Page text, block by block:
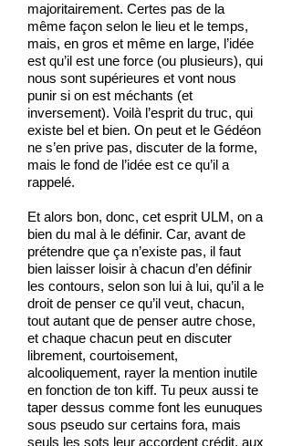
majoritairement. Certes pas de la
même façon selon le lieu et le temps,
mais, en gros et même en large, l’idée
est qu’il est une force (ou plusieurs), qui
nous sont supérieures et vont nous
punir si on est méchants (et
inversement). Voilà l’esprit du truc, qui
existe bel et bien. On peut et le Gédéon
ne s’en prive pas, discuter de la forme,
mais le fond de l’idée est ce qu’il a
rappelé.
Et alors bon, donc, cet esprit ULM, on a
bien du mal à le définir. Car, avant de
prétendre que ça n’existe pas, il faut
bien laisser loisir à chacun d’en définir
les contours, selon son lui à lui, qu’il a le
droit de penser ce qu’il veut, chacun,
tout autant que de penser autre chose,
et chaque chacun peut en discuter
librement, courtoisement,
alcooliquement, rayer la mention inutile
en fonction de ton kiff. Tu peux aussi te
taper dessus comme font les eunuques
sous pseudo sur certains fora, mais
seuls les sots leur accordent crédit, aux